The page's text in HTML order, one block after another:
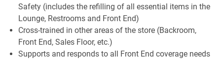
Safety (includes the refilling of all essential items in the
Lounge, Restrooms and Front End)
Cross-trained in other areas of the store (Backroom,
Front End, Sales Floor, etc.)
Supports and responds to all Front End coverage needs